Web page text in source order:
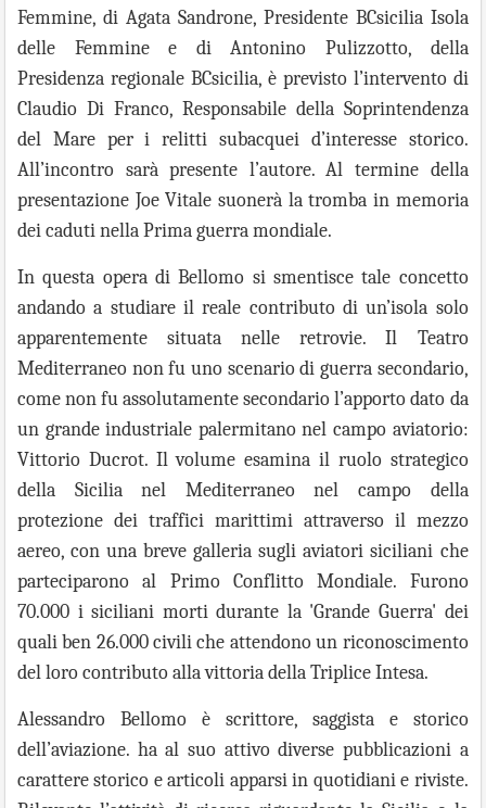
Femmine, di Agata Sandrone, Presidente BCsicilia Isola
delle Femmine e di Antonino Pulizzotto, della
Presidenza regionale BCsicilia, è previsto l’intervento di
Claudio Di Franco, Responsabile della Soprintendenza
del Mare per i relitti subacquei d’interesse storico.
All’incontro sarà presente l’autore. Al termine della
presentazione Joe Vitale suonerà la tromba in memoria
dei caduti nella Prima guerra mondiale.
In questa opera di Bellomo si smentisce tale concetto
andando a studiare il reale contributo di un’isola solo
apparentemente situata nelle retrovie. Il Teatro
Mediterraneo non fu uno scenario di guerra secondario,
come non fu assolutamente secondario l’apporto dato da
un grande industriale palermitano nel campo aviatorio:
Vittorio Ducrot. Il volume esamina il ruolo strategico
della Sicilia nel Mediterraneo nel campo della
protezione dei traffici marittimi attraverso il mezzo
aereo, con una breve galleria sugli aviatori siciliani che
parteciparono al Primo Conflitto Mondiale. Furono
70.000 i siciliani morti durante la 'Grande Guerra' dei
quali ben 26.000 civili che attendono un riconoscimento
del loro contributo alla vittoria della Triplice Intesa.
Alessandro Bellomo è scrittore, saggista e storico
dell’aviazione. ha al suo attivodiverse pubblicazioni a
carattere storico e articoli apparsi in quotidiani e riviste.